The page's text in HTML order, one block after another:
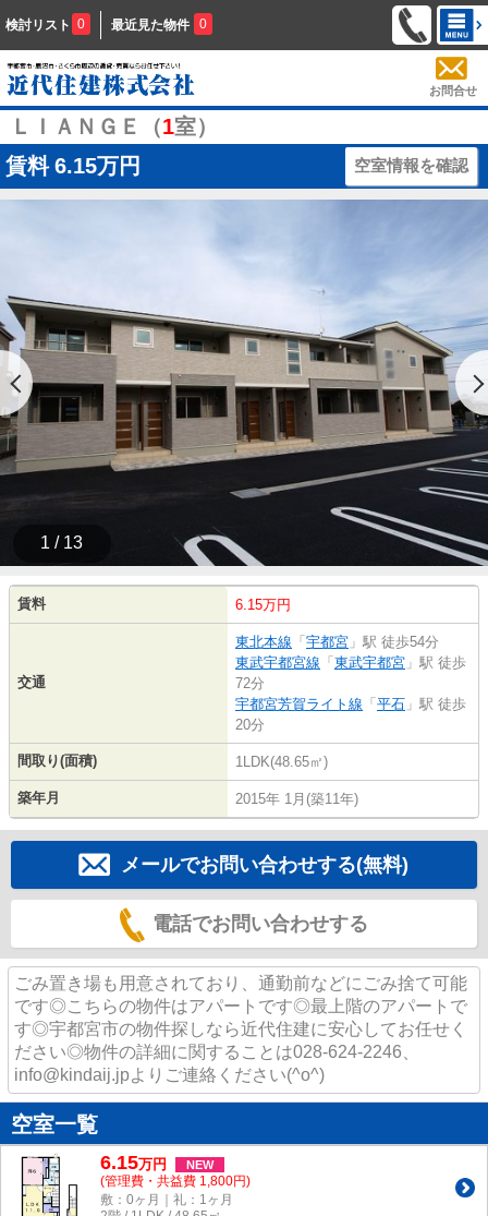
検討リスト 0 最近見た物件 0
お問合せ
ＬＩＡＮＧＥ（1室）
賃料 6.15万円 空室情報を確認
1 / 13
賃料 6.15万円
交通
東北本線 「 宇都宮 」駅 徒歩54分
東武宇都宮線 「 東武宇都宮 」駅 徒歩
72分
宇都宮芳賀ライト線 「 平石 」駅 徒歩
20分
間取り(面積) 1LDK(48.65㎡)
築年月 2015年 1月(築11年)
メールでお問い合わせする(無料)
電話でお問い合わせする
ごみ置き場も用意されており、通勤前などにごみ捨て可能
です◎こちらの物件はアパートです◎最上階のアパートで
す◎宇都宮市の物件探しなら近代住建に安心してお任せく
ださい◎物件の詳細に関することは028-624-2246、
info@kindaij.jpよりご連絡ください(^o^)
空室一覧
6.15万円 NEW
(管理費・共益費 1,800円)
敷：0ヶ月｜礼：1ヶ月